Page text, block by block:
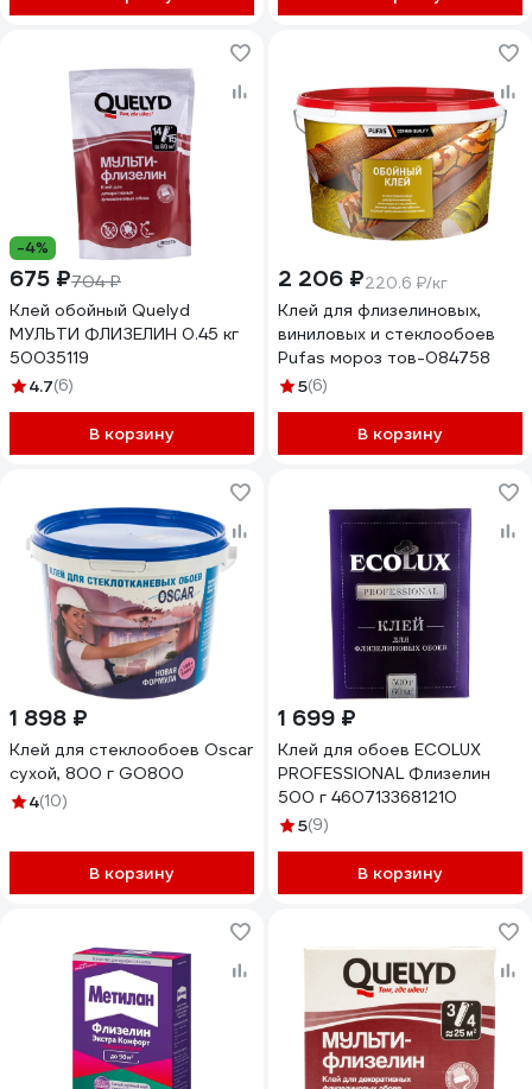
-4%
675 ₽704 ₽
Клей обойный Quelyd
МУЛЬТИ ФЛИЗЕЛИН 0.45 кг
50035119
4.7(6)
В корзину
2 206 ₽220.6 ₽/кг
Клей для флизелиновых,
виниловых и стеклообоев
Pufas мороз тов-084758
5(6)
В корзину
1 898 ₽
Клей для стеклообоев Oscar
сухой, 800 г GO800
4(10)
В корзину
1 699 ₽
Клей для обоев ECOLUX
PROFESSIONAL Флизелин
500 г 4607133681210
5(9)
В корзину